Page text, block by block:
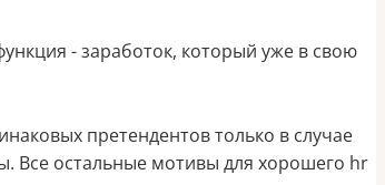
- заработок, который уже в свою
претендентов только в случае
Все остальные мотивы для хорошего hr